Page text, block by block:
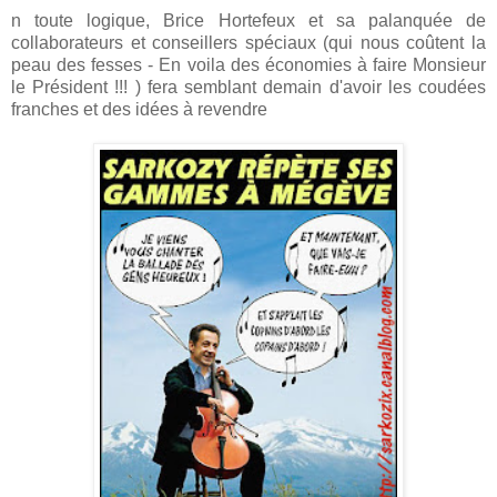
n toute logique, Brice Hortefeux et sa palanquée de
collaborateurs et conseillers spéciaux (qui nous coûtent la
peau des fesses - En voila des économies à faire Monsieur
le Président !!! ) fera semblant demain d'avoir les coudées
franches et des idées à revendre